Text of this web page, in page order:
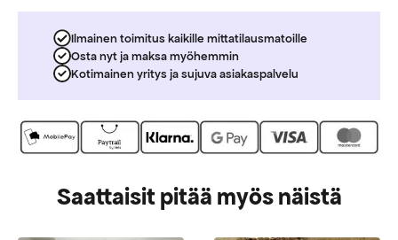
Ilmainen toimitus kaikille mittatilausmatoille
Osta nyt ja maksa myöhemmin
Kotimainen yritys ja sujuva asiakaspalvelu
Saattaisit pitää myös näistä